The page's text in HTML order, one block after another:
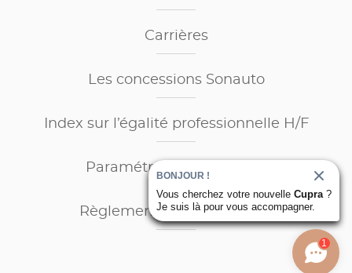
Carrières
Les concessions Sonauto
Index sur l’égalité professionnelle H/F
Paramétrage des cookies
Règlement sur les données
1
BONJOUR !
Vous cherchez votre nouvelle Cupra?
Je suis là pour vous accompagner.